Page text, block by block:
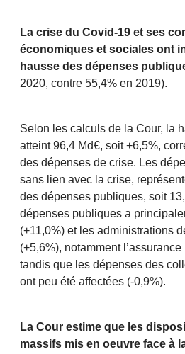
La crise du Covid-19 et ses
économiques et sociales ont
hausse des dépenses
2020, contre 55,4% en 2019).
Selon les calculs de la Cour, la
atteint 96,4 Md€, soit +6,5%,
des dépenses de crise. Les
sans lien avec la crise,
des dépenses publiques, soit
dépenses publiques a
(+11,0%) et les administrations
(+5,6%), notamment
tandis que les dépenses des
ont peu été affectées (-0,9%).
La Cour estime que les
massifs mis en oeuvre face à